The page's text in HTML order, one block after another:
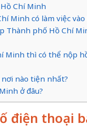
Chí Minh
Minh có làm việc
Thành phố Hồ Chí
thì có thể nộp
nào tiện nhất?
ở đâu?
điện thoại